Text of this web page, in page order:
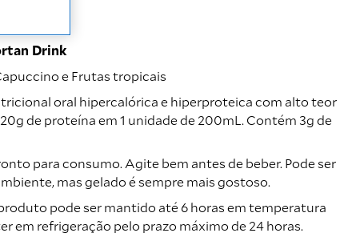
Drink
e Frutas tropicais
oral hipercalórica e hiperproteica com alto teor
de proteína em 1 unidade de 200mL. Contém 3g de
para consumo. Agite bem antes de beber. Pode ser
mas gelado é sempre mais gostoso.
pode ser mantido até 6 horas em temperatura
em refrigeração pelo prazo máximo de 24 horas.